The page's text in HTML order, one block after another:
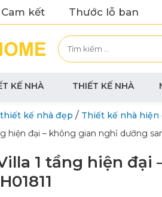
Cam kết Thước lỗ ban
KẾ NHÀ THIẾT KẾ NHÀ
kế nhà đẹp / Thiết kế nhà hiện
hiện đại – không gian nghỉ dưỡng
1 tầng hiện